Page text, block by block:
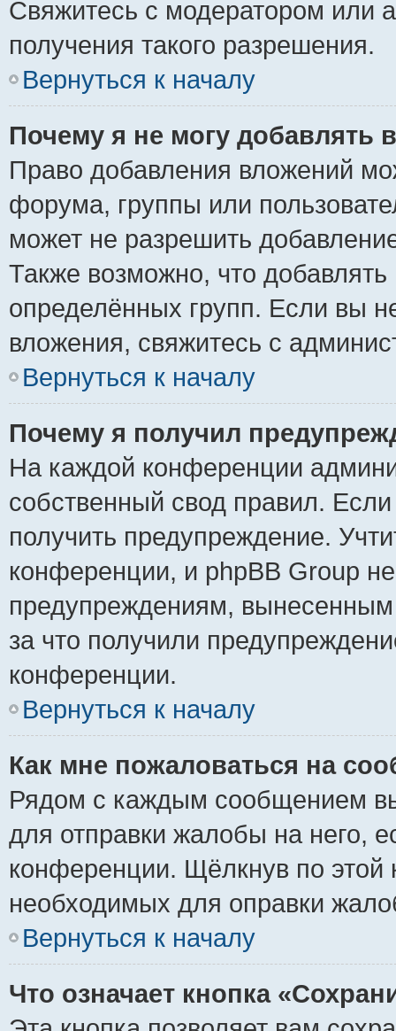
Свяжитесь с модератором или
получения такого разрешения.
Вернуться к началу
Почему я не могу добавлять
Право добавления вложений
форума, группы или
может не разрешить
Также возможно, что
определённых групп. Если вы
вложения, свяжитесь с
Вернуться к началу
Почему я получил
На каждой конференции
собственный свод правил.
получить предупреждение.
конференции, и phpBB Group
предупреждениям,
за что получили
конференции.
Вернуться к началу
Как мне пожаловаться на
Рядом с каждым сообщением
для отправки жалобы на него,
конференции. Щёлкнув по этой
необходимых для оправки
Вернуться к началу
Что означает кнопка